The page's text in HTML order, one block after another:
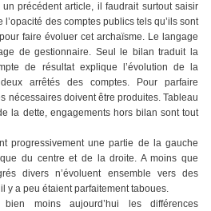
précédent article, il faudrait surtout saisir
l’opacité des comptes publics tels qu’ils sont
faire évoluer cet archaïsme. Le langage
de gestionnaire. Seul le bilan traduit la
de résultat explique l’évolution de la
arrêtés des comptes. Pour parfaire
nécessaires doivent être produites. Tableau
la dette, engagements hors bilan sont tout
progressivement une partie de la gauche
du centre et de la droite. A moins que
divers n’évoluent ensemble vers des
y a peu étaient parfaitement taboues.
bien moins aujourd’hui les différences